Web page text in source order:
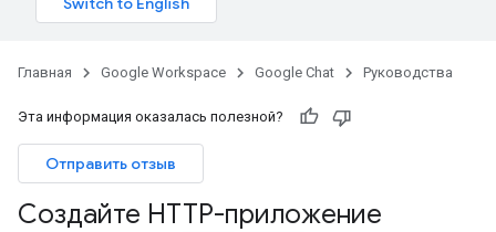
Главная Google Workspace Google Chat Руководства
Эта информация оказалась полезной?
Отправить отзыв
Создайте HTTP-приложение